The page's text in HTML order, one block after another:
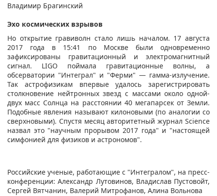
Владимир Брагинский
Эхо космических взрывов
Но открытие гравиволн стало лишь началом. 17 августа
2017 года в 15:41 по Москве были одновременно
зафиксированы гравитационный и электромагнитный
сигнал. LIGO поймала гравитационные волны, а
обсерватории "Интеграл" и "Ферми" — гамма-излучение.
Так астрофизикам впервые удалось зарегистрировать
столкновение нейтронных звезд с массами около одной-
двух масс Солнца на расстоянии 40 мегапарсек от Земли.
Подобные явления называют килоновыми (по аналогии со
сверхновыми). Спустя месяц авторитетный журнал Science
назвал это "научным прорывом 2017 года" и "настоящей
симфонией для физиков и астрономов".
Российские ученые, работающие с "Интегралом", на пресс-
конференции: Александр Лутовинов, Владислав Пустовойт,
Сергей Вятчанин, Валерий Митрофанов, Алина Вольнова